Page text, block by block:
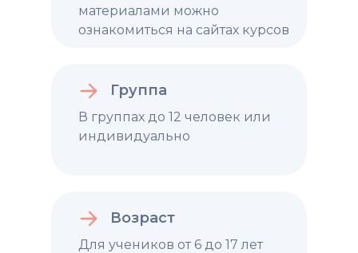
материалами можно
ознакомиться на сайтах курсов
Возраст
Для учеников от 6 до 17 лет
Группа
В группах до 12 человек или
индивидуально